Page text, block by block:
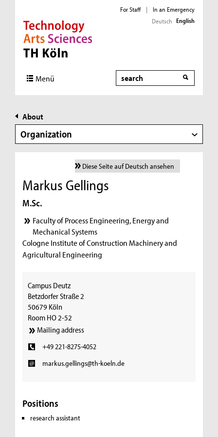
Direkt zur Hauptnavigation
Direkt zur Subnavigation
Direkt zum Inhalt
Direkt zum Fußbereich
For Staff |
In an Emergency
Deutsch English
Menü Search
About
Organization
Diese Seite auf Deutsch ansehen
Markus Gellings
M.Sc.
Faculty of Process Engineering, Energy and
Mechanical Systems
Cologne Institute of Construction Machinery and
Agricultural Engineering
Campus Deutz
Betzdorfer Straße 2
50679 Köln
Room HO 2-52
Mailing address
+49 221-8275-4052
markus.gellings@th-koeln.de
Positions
research assistant